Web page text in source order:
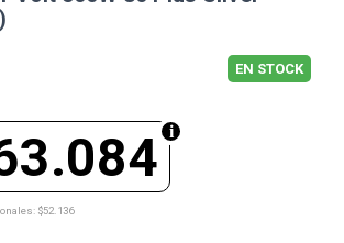
EN STOCK
$52.136